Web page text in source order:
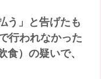
う」と告げたも
行われなかった
食）の疑いで、